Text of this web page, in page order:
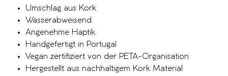
Umschlag aus Kork
Wasserabweisend
Angenehme Haptik
Handgefertigt in Portugal
Vegan zertifiziert von der PETA-Organisation
Hergestellt aus nachhaltigem Kork Material